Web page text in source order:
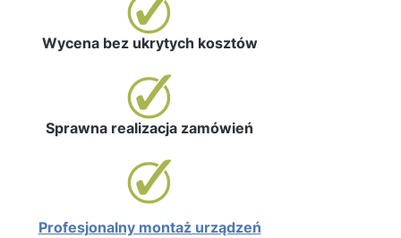
Wycena bez ukrytych kosztów
Sprawna realizacja zamówień
Profesjonalny montaż urządzeń